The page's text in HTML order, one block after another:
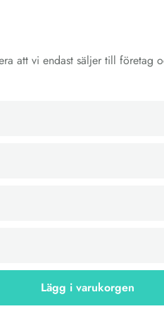
att vi endast säljer till företag
Lägg i varukorgen